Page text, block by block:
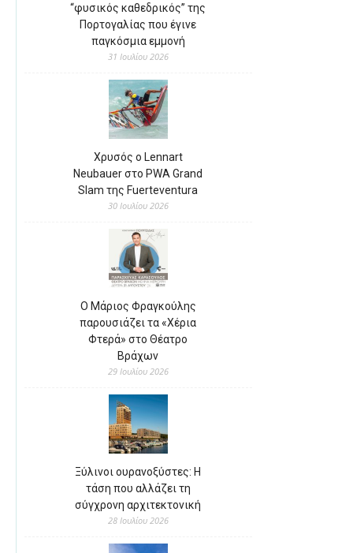
“φυσικός καθεδρικός” της
Πορτογαλίας που έγινε
παγκόσμια εμμονή
31 Ιουλίου 2026
Χρυσός ο Lennart
Neubauer στο PWA Grand
Slam της Fuerteventura
30 Ιουλίου 2026
Ο Μάριος Φραγκούλης
παρουσιάζει τα «Χέρια
Φτερά» στο Θέατρο
Βράχων
29 Ιουλίου 2026
Ξύλινοι ουρανοξύστες: Η
τάση που αλλάζει τη
σύγχρονη αρχιτεκτονική
28 Ιουλίου 2026